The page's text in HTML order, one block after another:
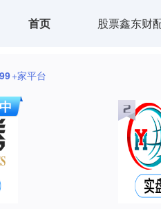
首页 股票鑫东财
+家平台